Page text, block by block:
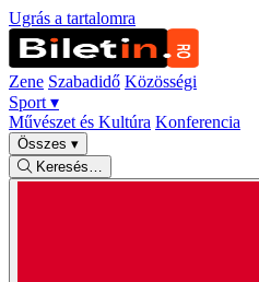
Ugrás a tartalomra
Zene Szabadidő Közösségi
Sport ▾
Művészet és Kultúra Konferencia
Összes ▾
Keresés…